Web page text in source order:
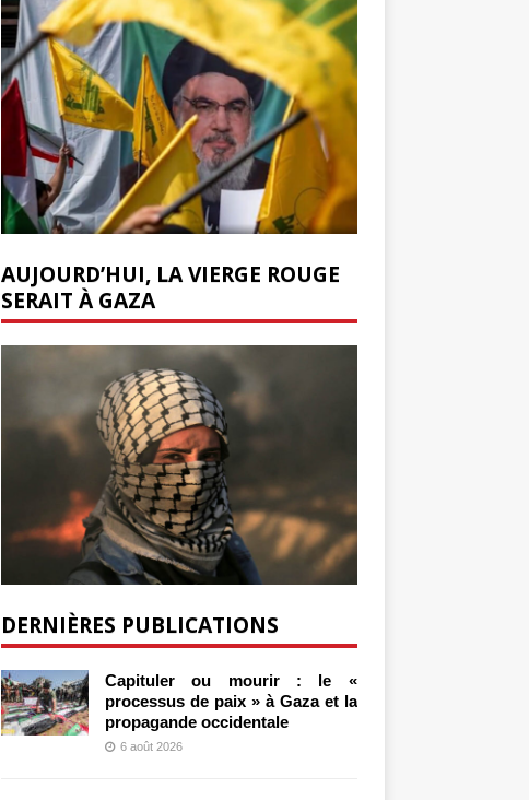
AUJOURD’HUI, LA VIERGE ROUGE
SERAIT À GAZA
DERNIÈRES PUBLICATIONS
Capituler ou mourir : le «
processus de paix » à Gaza et la
propagande occidentale
6 août 2026